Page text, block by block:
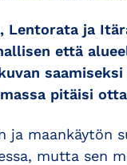
Lentorata ja
että
pitäisi
ja maankäytön
mutta sen